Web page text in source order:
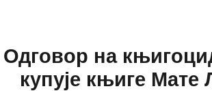
Одговор на
купује књиге Мате